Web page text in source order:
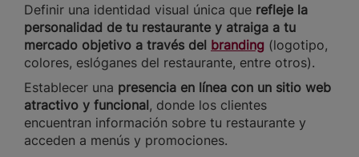
Definir una identidad visual única que refleje la
personalidad de tu restaurante y atraiga a tu
mercado objetivo a través del branding (logotipo,
colores, eslóganes del restaurante, entre otros).
Establecer una presencia en línea con un sitio web
atractivo y funcional, donde los clientes
encuentran información sobre tu restaurante y
acceden a menús y promociones.